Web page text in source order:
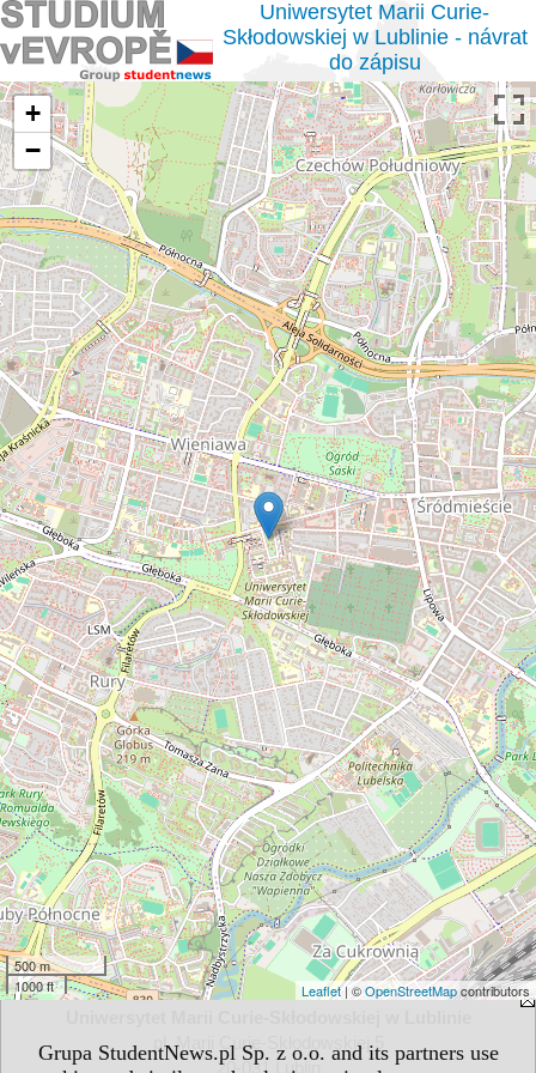
Grupa StudentNews.pl Sp. z o.o. and its partners use
Uniwersytet Marii Curie-
Skłodowskiej w Lublinie - návrat
do zápisu
+
−
500 m
1000 ft
Leaflet| ©OpenStreetMapcontributors
pl. Marii Curie-Skłodowskiej 5
20-031 Lublin